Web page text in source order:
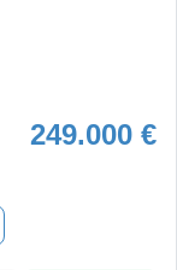
249.000 €